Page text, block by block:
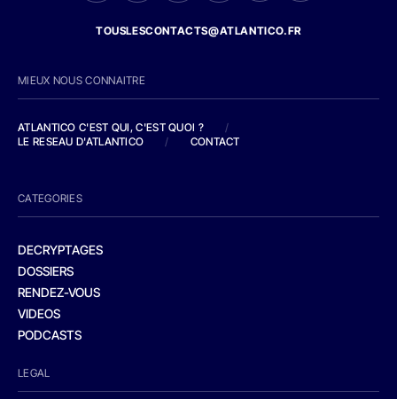
TOUSLESCONTACTS@ATLANTICO.FR
MIEUX NOUS CONNAITRE
ATLANTICO C'EST QUI, C'EST QUOI ?
/
LE RESEAU D'ATLANTICO
/ CONTACT
CATEGORIES
DECRYPTAGES
DOSSIERS
RENDEZ-VOUS
VIDEOS
PODCASTS
LEGAL